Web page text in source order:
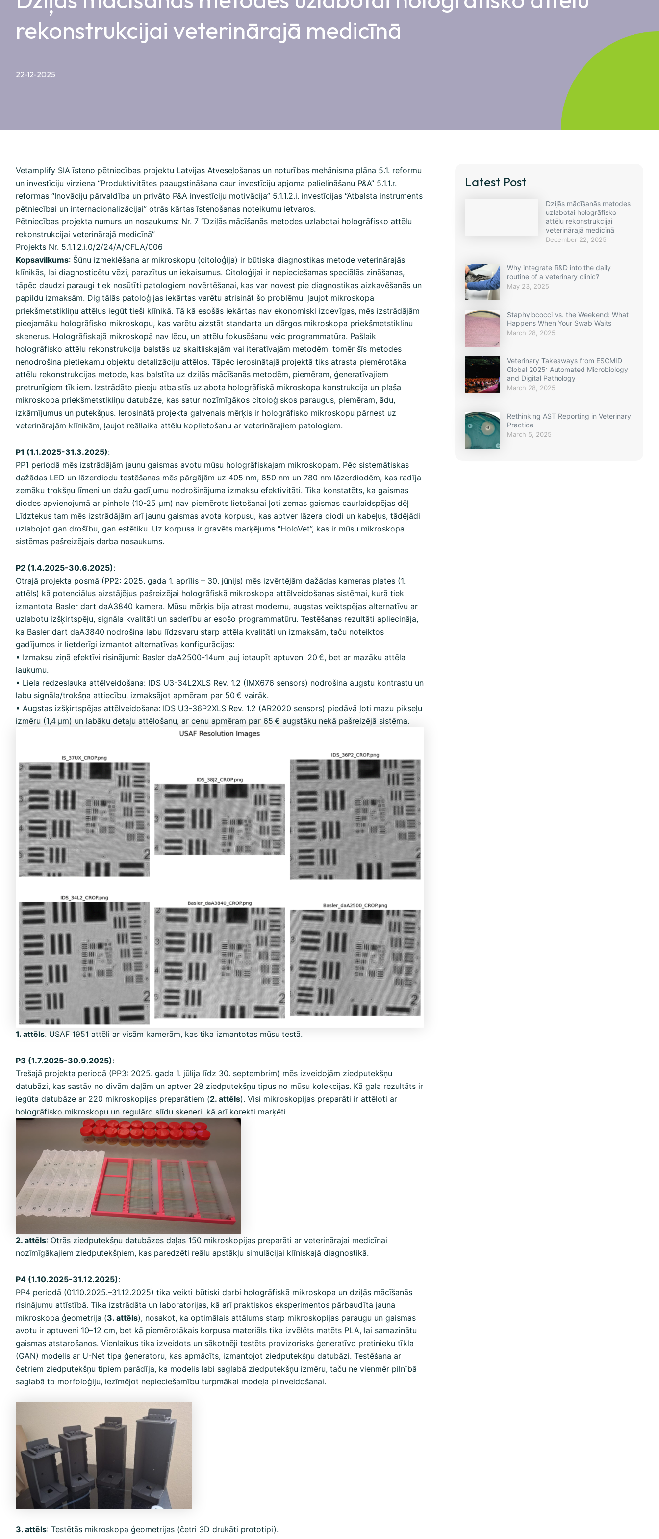
rekonstrukcijai veterinārajā medicīnā
22-12-2025
Vetamplify SIA īsteno pētniecības projektu Latvijas Atveseļošanas un noturības mehānisma plāna 5.1. reformu
un investīciju virziena “Produktivitātes paaugstināšana caur investīciju apjoma palielināšanu P&A” 5.1.1.r.
reformas “Inovāciju pārvaldība un privāto P&A investīciju motivācija” 5.1.1.2.i. investīcijas “Atbalsta instruments
pētniecībai un internacionalizācijai” otrās kārtas īstenošanas noteikumu ietvaros.
Pētniecības projekta numurs un nosaukums: Nr. 7 “Dziļās mācīšanās metodes uzlabotai hologrāfisko attēlu
rekonstrukcijai veterinārajā medicīnā”
Projekts Nr. 5.1.1.2.i.0/2/24/A/CFLA/006
Kopsavilkums: Šūnu izmeklēšana ar mikroskopu (citoloģija) ir būtiska diagnostikas metode veterinārajās
klīnikās, lai diagnosticētu vēzi, parazītus un iekaisumus. Citoloģijai ir nepieciešamas speciālās zināšanas,
tāpēc daudzi paraugi tiek nosūtīti patologiem novērtēšanai, kas var novest pie diagnostikas aizkavēšanās un
papildu izmaksām. Digitālās patoloģijas iekārtas varētu atrisināt šo problēmu, ļaujot mikroskopa
priekšmetstikliņu attēlus iegūt tieši klīnikā. Tā kā esošās iekārtas nav ekonomiski izdevīgas, mēs izstrādājām
pieejamāku hologrāfisko mikroskopu, kas varētu aizstāt standarta un dārgos mikroskopa priekšmetstikliņu
skenerus. Hologrāfiskajā mikroskopā nav lēcu, un attēlu fokusēšanu veic programmatūra. Pašlaik
hologrāfisko attēlu rekonstrukcija balstās uz skaitliskajām vai iteratīvajām metodēm, tomēr šīs metodes
nenodrošina pietiekamu objektu detalizāciju attēlos. Tāpēc ierosinātajā projektā tiks atrasta piemērotāka
attēlu rekonstrukcijas metode, kas balstīta uz dziļās mācīšanās metodēm, piemēram, ģeneratīvajiem
pretrunīgiem tīkliem. Izstrādāto pieeju atbalstīs uzlabota hologrāfiskā mikroskopa konstrukcija un plaša
mikroskopa priekšmetstikliņu datubāze, kas satur nozīmīgākos citoloģiskos paraugus, piemēram, ādu,
izkārnījumus un putekšņus. Ierosinātā projekta galvenais mērķis ir hologrāfisko mikroskopu pārnest uz
veterinārajām klīnikām, ļaujot reāllaika attēlu koplietošanu ar veterinārajiem patologiem.
P1 (1.1.2025-31.3.2025):
PP1 periodā mēs izstrādājām jaunu gaismas avotu mūsu hologrāfiskajam mikroskopam. Pēc sistemātiskas
dažādas LED un lāzerdiodu testēšanas mēs pārgājām uz 405 nm, 650 nm un 780 nm lāzerdiodēm, kas radīja
zemāku trokšņu līmeni un dažu gadījumu nodrošinājuma izmaksu efektivitāti. Tika konstatēts, ka gaismas
diodes apvienojumā ar pinhole (10-25 µm) nav piemērots lietošanai ļoti zemas gaismas caurlaidspējas dēļ
Līdztekus tam mēs izstrādājām arī jaunu gaismas avota korpusu, kas aptver lāzera diodi un kabeļus, tādējādi
uzlabojot gan drošību, gan estētiku. Uz korpusa ir gravēts marķējums “HoloVet”, kas ir mūsu mikroskopa
sistēmas pašreizējais darba nosaukums.
P2 (1.4.2025-30.6.2025):
Otrajā projekta posmā (PP2: 2025. gada 1. aprīlis – 30. jūnijs) mēs izvērtējām dažādas kameras plates (1.
attēls) kā potenciālus aizstājējus pašreizējai hologrāfiskā mikroskopa attēlveidošanas sistēmai, kurā tiek
izmantota Basler dart daA3840 kamera. Mūsu mērķis bija atrast modernu, augstas veiktspējas alternatīvu ar
uzlabotu izšķirtspēju, signāla kvalitāti un saderību ar esošo programmatūru. Testēšanas rezultāti apliecināja,
ka Basler dart daA3840 nodrošina labu līdzsvaru starp attēla kvalitāti un izmaksām, taču noteiktos
gadījumos ir lietderīgi izmantot alternatīvas konfigurācijas:
• Izmaksu ziņā efektīvi risinājumi: Basler daA2500-14um ļauj ietaupīt aptuveni 20 €, bet ar mazāku attēla
laukumu.
• Liela redzeslauka attēlveidošana: IDS U3-34L2XLS Rev. 1.2 (IMX676 sensors) nodrošina augstu kontrastu un
labu signāla/trokšņa attiecību, izmaksājot apmēram par 50 € vairāk.
• Augstas izšķirtspējas attēlveidošana: IDS U3-36P2XLS Rev. 1.2 (AR2020 sensors) piedāvā ļoti mazu pikseļu
izmēru (1,4 µm) un labāku detaļu attēlošanu, ar cenu apmēram par 65 € augstāku nekā pašreizējā sistēma.
1. attēls. USAF 1951 attēli ar visām kamerām, kas tika izmantotas mūsu testā.
P3 (1.7.2025-30.9.2025):
Trešajā projekta periodā (PP3: 2025. gada 1. jūlija līdz 30. septembrim) mēs izveidojām ziedputekšņu
datubāzi, kas sastāv no divām daļām un aptver 28 ziedputekšņu tipus no mūsu kolekcijas. Kā gala rezultāts ir
iegūta datubāze ar 220 mikroskopijas preparātiem (2. attēls). Visi mikroskopijas preparāti ir attēloti ar
hologrāfisko mikroskopu un regulāro slīdu skeneri, kā arī korekti marķēti.
2. attēls: Otrās ziedputekšņu datubāzes daļas 150 mikroskopijas preparāti ar veterinārajai medicīnai
nozīmīgākajiem ziedputekšņiem, kas paredzēti reālu apstākļu simulācijai klīniskajā diagnostikā.
P4 (1.10.2025-31.12.2025):
PP4 periodā (01.10.2025.–31.12.2025) tika veikti būtiski darbi hologrāfiskā mikroskopa un dziļās mācīšanās
risinājumu attīstībā. Tika izstrādāta un laboratorijas, kā arī praktiskos eksperimentos pārbaudīta jauna
mikroskopa ģeometrija (3. attēls), nosakot, ka optimālais attālums starp mikroskopijas paraugu un gaismas
avotu ir aptuveni 10–12 cm, bet kā piemērotākais korpusa materiāls tika izvēlēts matēts PLA, lai samazinātu
gaismas atstarošanos. Vienlaikus tika izveidots un sākotnēji testēts provizorisks ģeneratīvo pretinieku tīkla
(GAN) modelis ar U-Net tipa ģeneratoru, kas apmācīts, izmantojot ziedputekšņu datubāzi. Testēšana ar
četriem ziedputekšņu tipiem parādīja, ka modelis labi saglabā ziedputekšņu izmēru, taču ne vienmēr pilnībā
saglabā to morfoloģiju, iezīmējot nepieciešamību turpmākai modeļa pilnveidošanai.
3. attēls: Testētās mikroskopa ģeometrijas (četri 3D drukāti prototipi).
Latest Post
Dziļās mācīšanās metodes
uzlabotai hologrāfisko
attēlu rekonstrukcijai
veterinārajā medicīnā
December 22, 2025
Why integrate R&D into the daily
routine of a veterinary clinic?
May 23, 2025
Staphylococci vs. the Weekend: What
Happens When Your Swab Waits
March 28, 2025
Veterinary Takeaways from ESCMID
Global 2025: Automated Microbiology
and Digital Pathology
March 28, 2025
Rethinking AST Reporting in Veterinary
Practice
March 5, 2025